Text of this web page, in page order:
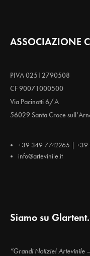
ASSOCIAZIONE
PIVA 02512790508
CF 90071000500
Via Pacinotti 6/A
56029 Santa Croce
+39 349 7742265 | +39
info@artevinile.it
Siamo su
“Grandi Notizie! Artevinile